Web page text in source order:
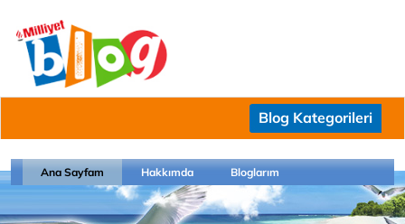
Blog Kategorileri
Ana Sayfam Hakkımda Bloglarım